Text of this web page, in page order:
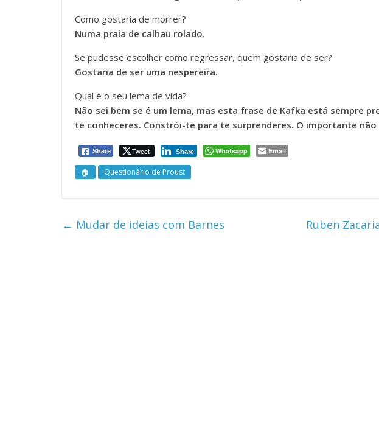
Como gostaria de morrer?
Numa praia de calhau rolado.
Se pudesse escolher como regressar, quem gostaria de ser?
Gostaria de ser uma nespereira.
Qual é o seu lema de vida?
Não sei bem se é um lema, mas esta frase de Kafka está sempre
te conheceres. Constrói-te para te surprenderes. O importante não
Share Tweet Share Whatsapp Email
🏠 Questionário de Proust
← Mudar de ideias com Barnes Ruben